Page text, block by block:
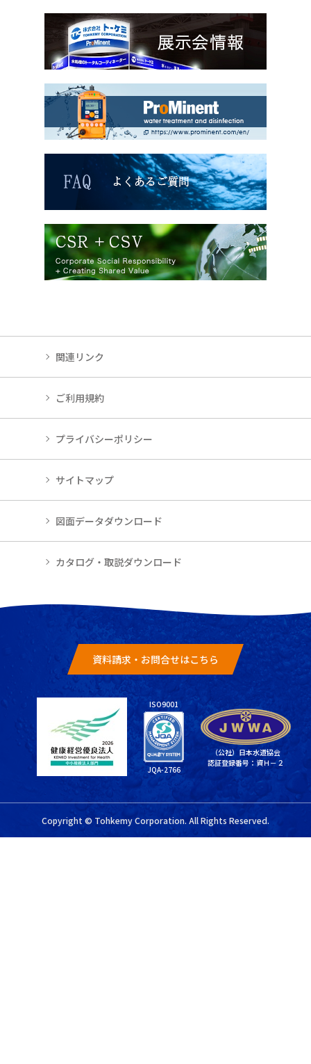
資料請求・お問合せはこちら
ISO9001
JQA-2766
（公社）日本水道協会
認証登録番号：資Ｈ－２
関連リンク
ご利用規約
プライバシーポリシー
サイトマップ
図面データダウンロード
カタログ・取説ダウンロード
Copyright © Tohkemy Corporation. All Rights Reserved.